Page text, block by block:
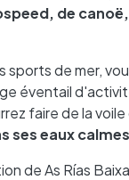
de canoë,
sports de mer,
éventail
faire de la voile
ses eaux calmes
de As Rías